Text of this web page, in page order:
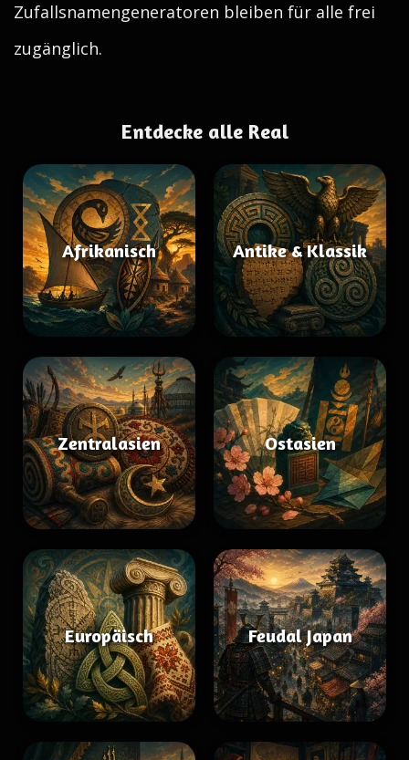
Zufallsnamengeneratoren bleiben für alle frei
zugänglich.
Entdecke alle Real
Afrikanisch Antike & Klassik
Zentralasien Ostasien
Europäisch Feudal Japan